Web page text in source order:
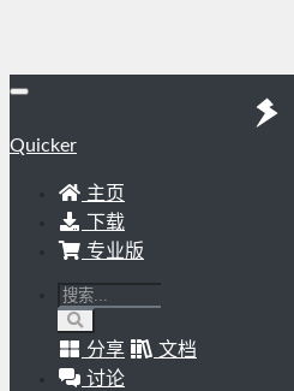
Quicker
主页
下载
专业版
分享
文档
讨论